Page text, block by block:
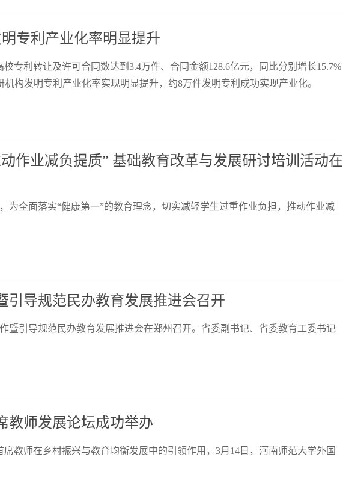
专利产业化率明显提升
专利转让及许可合同数达到3.4万件、合同金额128.6亿元，同比分别增长15.7%
构发明专利产业化率实现明显提升，约8万件发明专利成功实现产业化。
作业减负提质” 基础教育改革与发展研讨培训活动在
为全面落实“健康第一”的教育理念，切实减轻学生过重作业负担，推动作业减
引导规范民办教育发展推进会召开
暨引导规范民办教育发展推进会在郑州召开。省委副书记、省委教育工委书记
教师发展论坛成功举办
教师在乡村振兴与教育均衡发展中的引领作用，3月14日，河南师范大学外国